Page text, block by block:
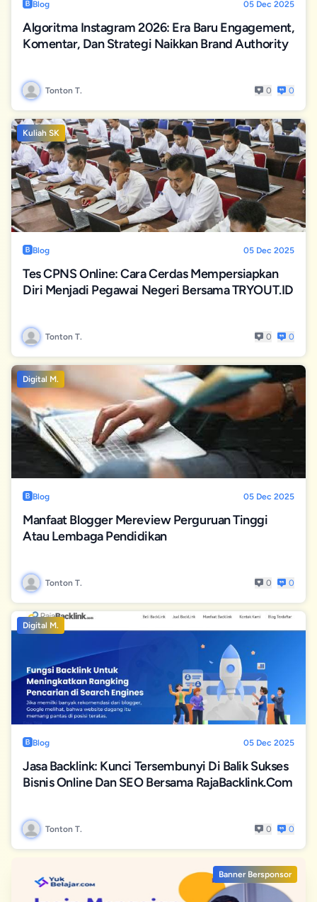
Blog 05 Dec 2025
Algoritma Instagram 2026: Era Baru Engagement,
Komentar, Dan Strategi Naikkan Brand Authority
Tonton T. 0 0
Kuliah SK
Blog 05 Dec 2025
Tes CPNS Online: Cara Cerdas Mempersiapkan
Diri Menjadi Pegawai Negeri Bersama TRYOUT.ID
Tonton T. 0 0
Digital M.
Blog 05 Dec 2025
Manfaat Blogger Mereview Perguruan Tinggi
Atau Lembaga Pendidikan
Tonton T. 0 0
Digital M.
Blog 05 Dec 2025
Jasa Backlink: Kunci Tersembunyi Di Balik Sukses
Bisnis Online Dan SEO Bersama RajaBacklink.com
Tonton T. 0 0
Banner Bersponsor